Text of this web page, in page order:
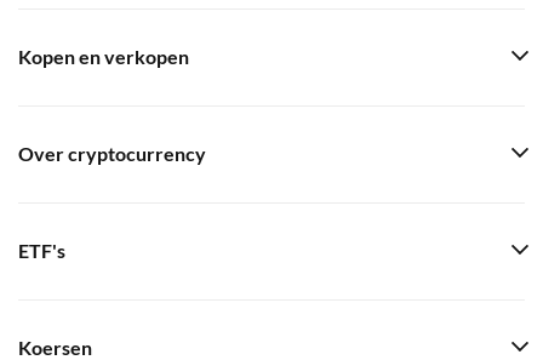
Kopen en verkopen
Over cryptocurrency
ETF's
Koersen